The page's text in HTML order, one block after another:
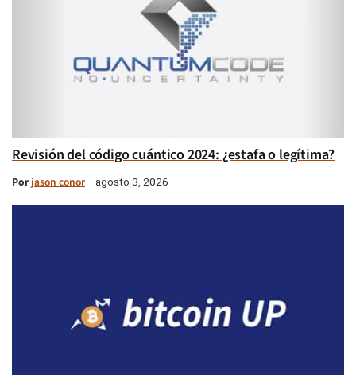
Revisión del código cuántico 2024: ¿estafa o legítima?
Porjason conor agosto 3, 2026